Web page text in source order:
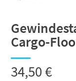
Cargo-
34,50€